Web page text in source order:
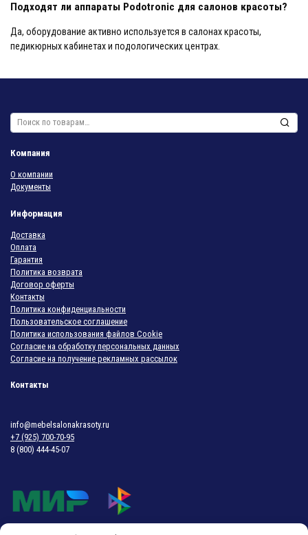
Подходят ли аппараты Podotronic для салонов красоты?
Да, оборудование активно используется в салонах красоты,
педикюрных кабинетах и подологических центрах.
Искать:
Компания
О компании
Документы
Информация
Доставка
Оплата
Гарантия
Политика возврата
Договор оферты
Контакты
Политика конфиденциальности
Пользовательское соглашение
Политика использования файлов Cookie
Согласие на обработку персональных данных
Согласие на получение рекламных рассылок
Контакты
info@mebelsalonakrasoty.ru
+7 (925) 700-70-95
8 (800) 444-45-07